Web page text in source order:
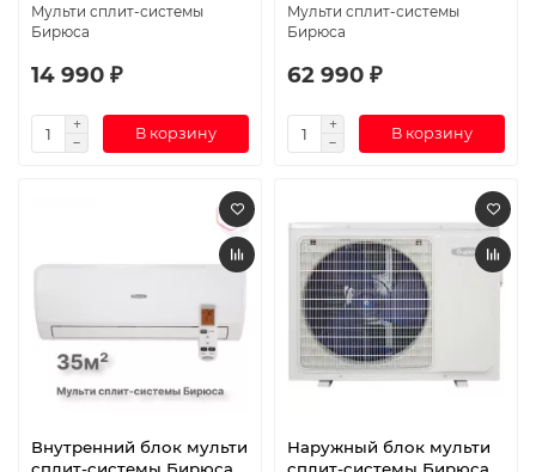
Мульти сплит-системы
Бирюса
14 990 ₽
В корзину
Мульти сплит-системы
Бирюса
62 990 ₽
В корзину
Внутренний блок мульти
сплит-системы Бирюса
Наружный блок мульти
сплит-системы Бирюса